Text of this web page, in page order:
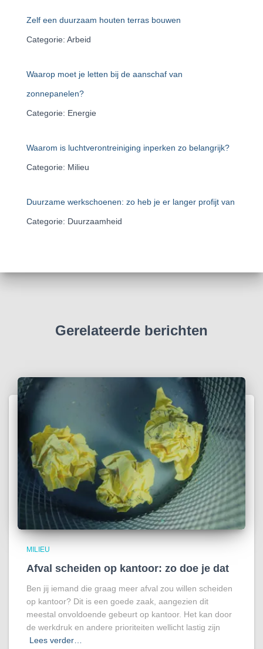
Zelf een duurzaam houten terras bouwen
Categorie: Arbeid
Waarop moet je letten bij de aanschaf van
zonnepanelen?
Categorie: Energie
Waarom is luchtverontreiniging inperken zo belangrijk?
Categorie: Milieu
Duurzame werkschoenen: zo heb je er langer profijt van
Categorie: Duurzaamheid
Gerelateerde berichten
MILIEU
Afval scheiden op kantoor: zo doe je dat
Ben jij iemand die graag meer afval zou willen scheiden
op kantoor? Dit is een goede zaak, aangezien dit
meestal onvoldoende gebeurt op kantoor. Het kan door
de werkdruk en andere prioriteiten wellicht lastig zijn
Lees verder…